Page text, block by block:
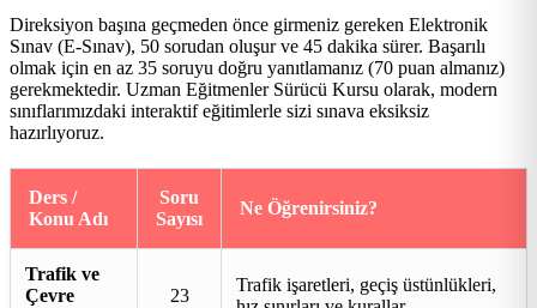
Direksiyon başına geçmeden önce girmeniz gereken Elektronik
Sınav (E-Sınav), 50 sorudan oluşur ve 45 dakika sürer. Başarılı
olmak için en az 35 soruyu doğru yanıtlamanız (70 puan almanız)
gerekmektedir. Uzman Eğitmenler Sürücü Kursu olarak, modern
sınıflarımızdaki interaktif eğitimlerle sizi sınava eksiksiz
hazırlıyoruz.
Ders /
Konu Adı
Soru
Sayısı
Ne Öğrenirsiniz?
Trafik ve
Çevre
23
Trafik işaretleri, geçiş üstünlükleri,